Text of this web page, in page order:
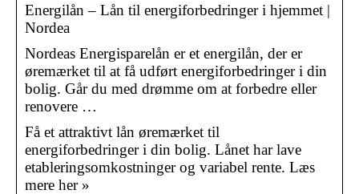
Energilån – Lån til energiforbedringer i hjemmet |
Nordea
Nordeas Energisparelån er et energilån, der er
øremærket til at få udført energiforbedringer i din
bolig. Går du med drømme om at forbedre eller
renovere …
Få et attraktivt lån øremærket til
energiforbedringer i din bolig. Lånet har lave
etableringsomkostninger og variabel rente. Læs
mere her »